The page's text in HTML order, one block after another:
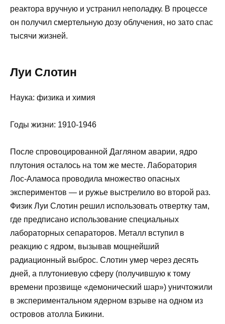
реактора вручную и устранил неполадку. В процессе
он получил смертельную дозу облучения, но зато спас
тысячи жизней.
Луи Слотин
Наука: физика и химия
Годы жизни: 1910-1946
После спровоцированной Дагляном аварии, ядро
плутония осталось на том же месте. Лаборатория
Лос-Аламоса проводила множество опасных
экспериментов — и ружье выстрелило во второй раз.
Физик Луи Слотин решил использовать отвертку там,
где предписано использование специальных
лабораторных сепараторов. Металл вступил в
реакцию с ядром, вызывав мощнейший
радиационный выброс. Слотин умер через десять
дней, а плутониевую сферу (получившую к тому
времени прозвище «демонический шар») уничтожили
в экспериментальном ядерном взрыве на одном из
островов атолла Бикини.